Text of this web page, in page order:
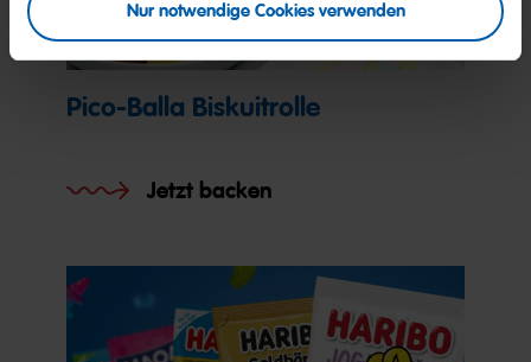
Nur notwendige Cookies verwenden
Pico-Balla Biskuitrolle
Jetzt backen